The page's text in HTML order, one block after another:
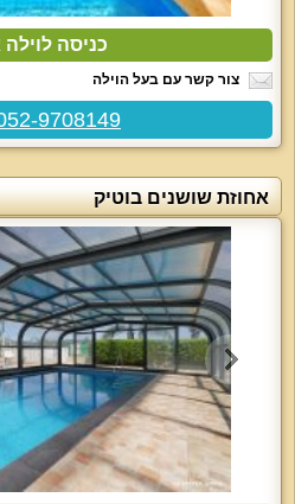
כניסה לוילה
צור קשר עם בעל הוילה
052-9708149 -
אחוזת שושנים בוטיק